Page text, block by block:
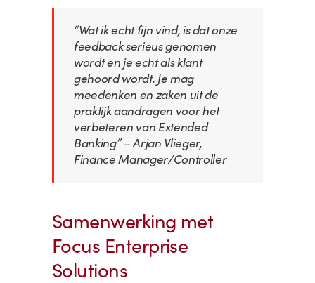
“Wat ik echt fijn vind, is dat onze
feedback serieus genomen
wordt en je echt als klant
gehoord wordt. Je mag
meedenken en zaken uit de
praktijk aandragen voor het
verbeteren van Extended
Banking” – Arjan Vlieger,
Finance Manager/Controller
Samenwerking met
Focus Enterprise
Solutions